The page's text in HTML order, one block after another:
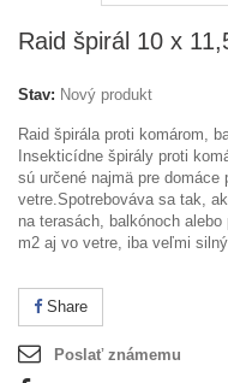
Raid špirál 10 x
Stav: Nový produkt
Raid špirála proti komárom,
Insekticídne špirály proti
sú určené najmä pre
vetre.Spotrebováva sa tak,
na terasách, balkónoch
m2 aj vo vetre, iba veľmi
Share
Poslať známemu